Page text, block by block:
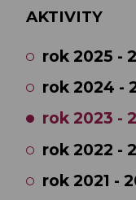
AKTIVITY
rok 2025 -
rok 2024 -
rok 2023 -
rok 2022 -
rok 2021 -